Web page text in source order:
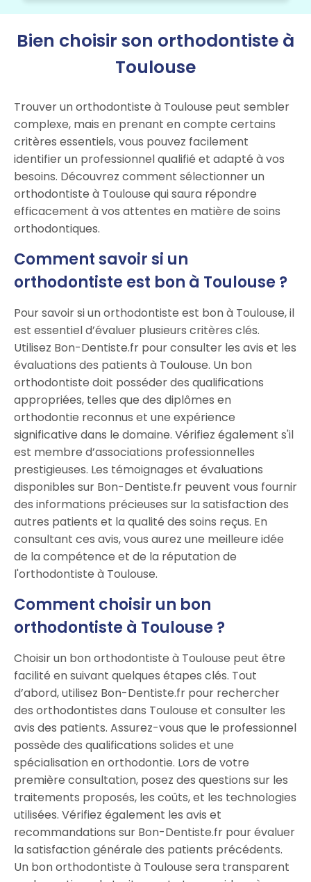
Bien choisir son orthodontiste à
Toulouse
Trouver un orthodontiste à Toulouse peut sembler
complexe, mais en prenant en compte certains
critères essentiels, vous pouvez facilement
identifier un professionnel qualifié et adapté à vos
besoins. Découvrez comment sélectionner un
orthodontiste à Toulouse qui saura répondre
efficacement à vos attentes en matière de soins
orthodontiques.
Comment savoir si un
orthodontiste est bon à Toulouse ?
Pour savoir si un orthodontiste est bon à Toulouse, il
est essentiel d’évaluer plusieurs critères clés.
Utilisez Bon-Dentiste.fr pour consulter les avis et les
évaluations des patients à Toulouse. Un bon
orthodontiste doit posséder des qualifications
appropriées, telles que des diplômes en
orthodontie reconnus et une expérience
significative dans le domaine. Vérifiez également s'il
est membre d’associations professionnelles
prestigieuses. Les témoignages et évaluations
disponibles sur Bon-Dentiste.fr peuvent vous fournir
des informations précieuses sur la satisfaction des
autres patients et la qualité des soins reçus. En
consultant ces avis, vous aurez une meilleure idée
de la compétence et de la réputation de
l'orthodontiste à Toulouse.
Comment choisir un bon
orthodontiste à Toulouse ?
Choisir un bon orthodontiste à Toulouse peut être
facilité en suivant quelques étapes clés. Tout
d’abord, utilisez Bon-Dentiste.fr pour rechercher
des orthodontistes dans Toulouse et consulter les
avis des patients. Assurez-vous que le professionnel
possède des qualifications solides et une
spécialisation en orthodontie. Lors de votre
première consultation, posez des questions sur les
traitements proposés, les coûts, et les technologies
utilisées. Vérifiez également les avis et
recommandations sur Bon-Dentiste.fr pour évaluer
la satisfaction générale des patients précédents.
Un bon orthodontiste à Toulouse sera transparent